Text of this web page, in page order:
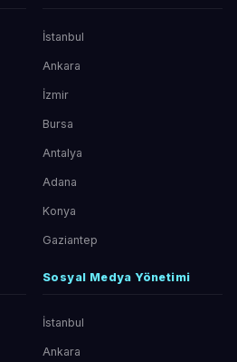
İstanbul
Ankara
İzmir
Bursa
Antalya
Adana
Konya
Gaziantep
Sosyal Medya Yönetimi
İstanbul
Ankara